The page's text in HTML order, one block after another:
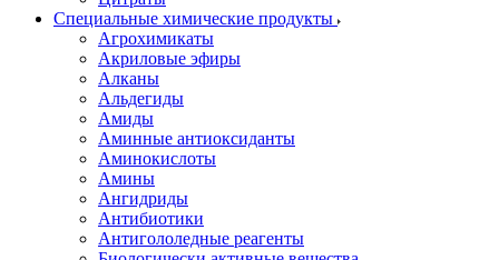
Специальные химические продукты
Агрохимикаты
Акриловые эфиры
Алканы
Альдегиды
Амиды
Аминные антиоксиданты
Аминокислоты
Амины
Ангидриды
Антибиотики
Антигололедные реагенты